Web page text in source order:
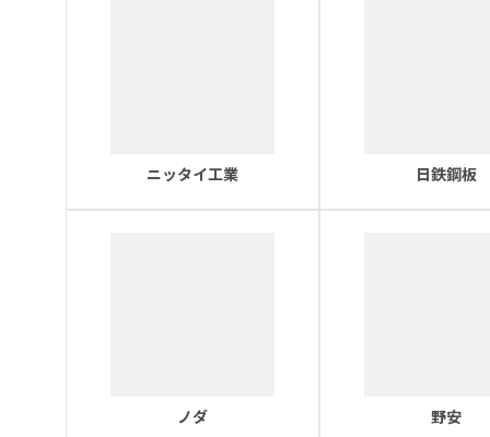
ニッタイ工業 日鉄鋼板
ノダ 野安